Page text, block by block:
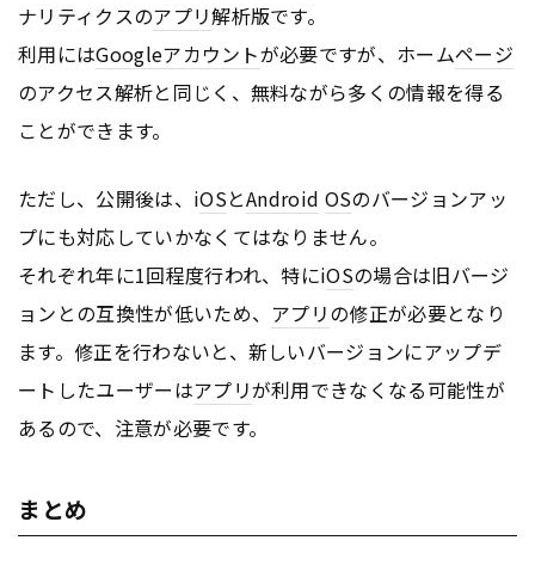
ナリティクスのアプリ解析版です。
利用にはGoogleアカウントが必要ですが、ホームページ
のアクセス解析と同じく、無料ながら多くの情報を得る
ことができます。
ただし、公開後は、iOSとAndroid OSのバージョンアッ
プにも対応していかなくてはなりません。
それぞれ年に1回程度行われ、特にiOSの場合は旧バージ
ョンとの互換性が低いため、 アプリの修正が必要となり
ます。修正を行わないと、新しいバージョンにアップデ
ートしたユーザーはアプリが利用できなくなる可能性が
あるので、注意が必要です。
まとめ